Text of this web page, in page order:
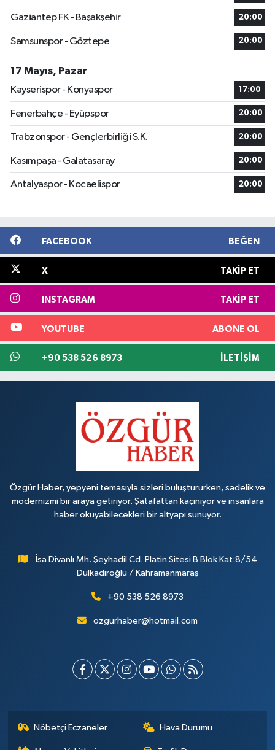
Gaziantep FK - Başakşehir 20:00
Samsunspor - Göztepe 20:00
17 Mayıs, Pazar
Kayserispor - Konyaspor
17:00
Fenerbahçe - Eyüpspor 20:00
Trabzonspor - Gençlerbirliği S.K. 20:00
Kasımpaşa - Galatasaray 20:00
Antalyaspor - Kocaelispor 20:00
FACEBOOK BEĞEN
X TAKIP ET
INSTAGRAM TAKIP ET
YOUTUBE ABONE OL
+90 538 526 8973 İLETIŞIM
Özgür Haber, yepyeni temasıyla sizleri buluştururken, sadelik ve
modernizmi bir araya getiriyor. Şatafattan kaçınıyor ve insanlara
haber okuyabilecekleri bir altyapı sunuyor.
İsa Divanlı Mh. Şeyhadil Cd. Platin Sitesi B Blok Kat:8/54
Dulkadiroğlu / Kahramanmaraş
+90 538 526 8973
ozgurhaber@hotmail.com
Nöbetçi Eczaneler Hava Durumu